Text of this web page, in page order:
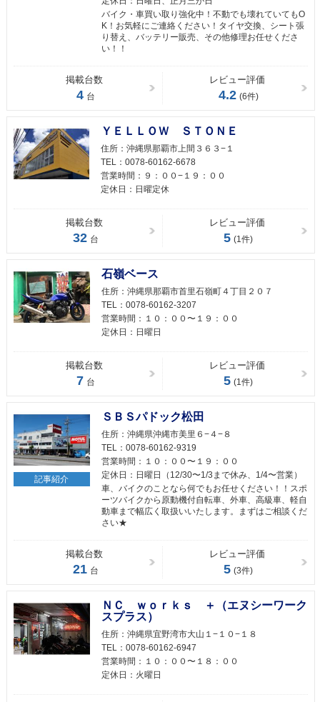
バイク・車買い取り強化中！不動でも壊れていてもO
K！お気軽にご連絡ください！タイヤ交換、シート張
り替え、バッテリー販売、その他修理お任せくださ
い！！
掲載台数
4 台
レビュー評価
4.2 (6件)
ＹＥＬＬＯＷ ＳＴＯＮＥ
住所： 沖縄県那覇市上間３６３−１
TEL： 0078-60162-6678
営業時間： ９：００−１９：００
定休日： 日曜定休
掲載台数
32 台
レビュー評価
5 (1件)
石嶺ベース
住所： 沖縄県那覇市首里石嶺町４丁目２０７
TEL： 0078-60162-3207
営業時間： １０：００〜１９：００
定休日： 日曜日
掲載台数
7 台
レビュー評価
5 (1件)
記事紹介
ＳＢＳパドック松田
住所： 沖縄県沖縄市美里６−４−８
TEL： 0078-60162-9319
営業時間： １０：００〜１９：００
定休日： 日曜日（12/30〜1/3まで休み、1/4〜営業）
車、バイクのことなら何でもお任せください！！スポ
ーツバイクから原動機付自転車、外車、高級車、軽自
動車まで幅広く取扱いいたします。まずはご相談くだ
さい★
掲載台数
21 台
レビュー評価
5 (3件)
ＮＣ ｗｏｒｋｓ ＋（エヌシーワーク
スプラス）
住所： 沖縄県宜野湾市大山１−１０−１８
TEL： 0078-60162-6947
営業時間： １０：００〜１８：００
定休日： 火曜日